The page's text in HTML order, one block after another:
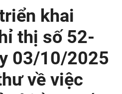
khai
thị số 52-
03/10/2025
về việc